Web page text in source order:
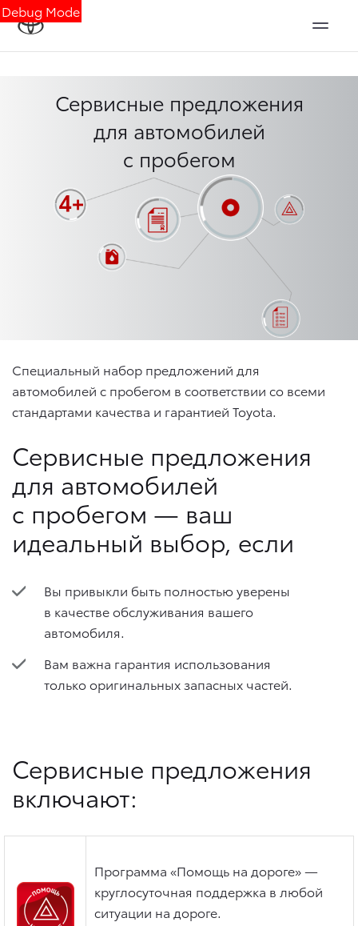
Debug Mode
Сервисные предложения
для автомобилей
с пробегом
Специальный набор предложений для
автомобилей с пробегом в соответствии со всеми
стандартами качества и гарантией Toyota.
Сервисные предложения
для автомобилей
с пробегом — ваш
идеальный выбор, если
Вы привыкли быть полностью уверены
в качестве обслуживания вашего
автомобиля.
Вам важна гарантия использования
только оригинальных запасных частей.
Сервисные предложения
включают:
Программа «Помощь на дороге» —
круглосуточная поддержка в любой
ситуации на дороге.